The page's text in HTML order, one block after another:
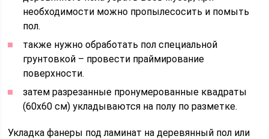
необходимости можно пропылесосить и помыть
пол.
также нужно обработать пол специальной
грунтовкой – провести праймирование
поверхности.
затем разрезанные пронумерованные квадраты
(60х60 см) укладываются на полу по разметке.
Укладка фанеры под ламинат на деревянный пол или